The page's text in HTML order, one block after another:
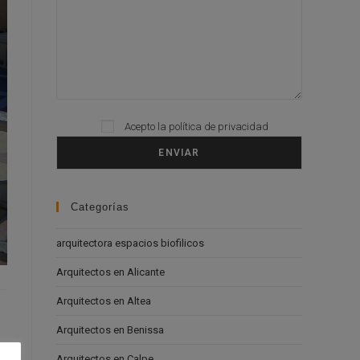
Please leave this field empty.
Acepto la política de privacidad
Categorías
arquitectora espacios biofilicos
Arquitectos en Alicante
Arquitectos en Altea
Arquitectos en Benissa